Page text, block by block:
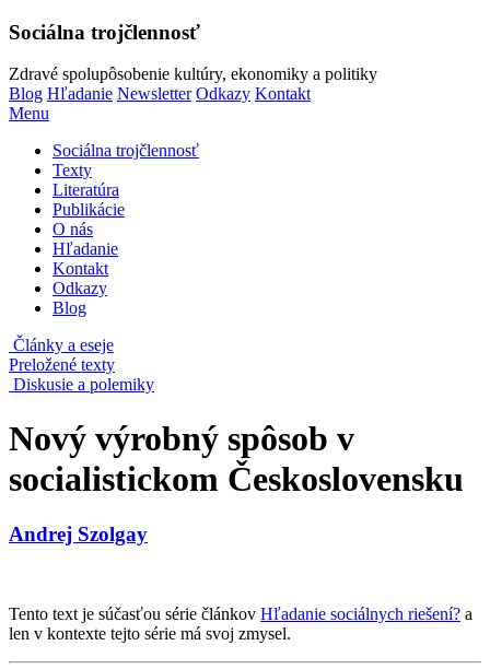
Sociálna trojčlennosť
Zdravé spolupôsobenie kultúry, ekonomiky a politiky
Blog Hľadanie Newsletter Odkazy Kontakt
Menu
Sociálna trojčlennosť
Texty
Literatúra
Publikácie
O nás
Hľadanie
Kontakt
Odkazy
Blog
Články a eseje
Preložené texty
Diskusie a polemiky
Nový výrobný spôsob v
socialistickom Československu
Andrej Szolgay
Tento text je súčasťou série článkov Hľadanie sociálnych riešení? a
len v kontexte tejto série má svoj zmysel.